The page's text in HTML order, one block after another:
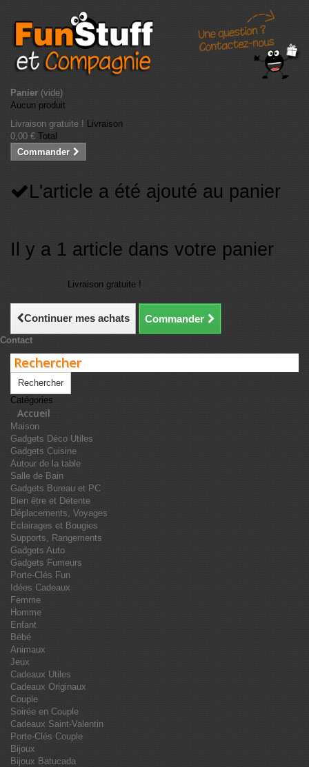
Panier (vide)
Aucun produit
Livraison gratuite !
Livraison
0,00 € Total
Commander
L'article a été ajouté au panier
Il y a 1 article dans votre panier
Livraison gratuite !
Continuer mes achats Commander
Contact
Rechercher
Catégories
Accueil
Maison
Gadgets Déco Utiles
Gadgets Cuisine
Autour de la table
Salle de Bain
Gadgets Bureau et PC
Bien être et Détente
Déplacements, Voyages
Eclairages et Bougies
Supports, Rangements
Gadgets Auto
Gadgets Fumeurs
Porte-Clés Fun
Idées Cadeaux
Femme
Homme
Enfant
Bébé
Animaux
Jeux
Cadeaux Utiles
Cadeaux Originaux
Couple
Soirée en Couple
Cadeaux Saint-Valentin
Porte-Clés Couple
Bijoux
Bijoux Batucada